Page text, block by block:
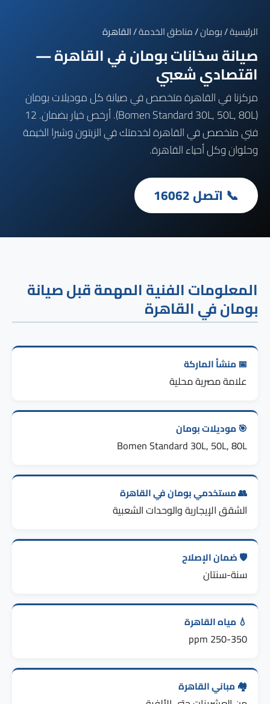
الرئيسية/بومان/مناطق الخدمة/ القاهرة
صيانة سخانات بومان في القاهرة —
اقتصادي شعبي
مركزنا في القاهرة متخصص في صيانة كل موديلات بومان
(Bomen Standard 30L, 50L, 80L). أرخص خيار بضمان. 12
فني متخصص في القاهرة لخدمتك في الزيتون وشبرا الخيمة
وحلوان وكل أحياء القاهرة.
📞 اتصل 16062
المعلومات الفنية المهمة قبل صيانة
بومان في القاهرة
📅 منشأ الماركة
علامة مصرية محلية
🎯 موديلات بومان
Bomen Standard 30L, 50L, 80L
👥 مستخدمي بومان في القاهرة
الشقق الإيجارية والوحدات الشعبية
🛡️ ضمان الإصلاح
سنة-سنتان
💧 مياه القاهرة
250-350 ppm
🏘️ مباني القاهرة